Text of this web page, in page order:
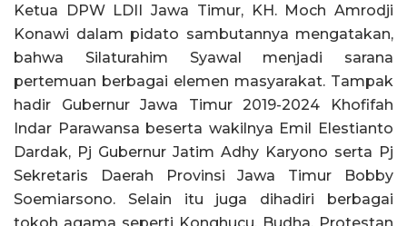
Ketua DPW LDII Jawa Timur, KH. Moch Amrodji
Konawi dalam pidato sambutannya mengatakan,
bahwa Silaturahim Syawal menjadi sarana
pertemuan berbagai elemen masyarakat. Tampak
hadir Gubernur Jawa Timur 2019-2024 Khofifah
Indar Parawansa beserta wakilnya Emil Elestianto
Dardak, Pj Gubernur Jatim Adhy Karyono serta Pj
Sekretaris Daerah Provinsi Jawa Timur Bobby
Soemiarsono. Selain itu juga dihadiri berbagai